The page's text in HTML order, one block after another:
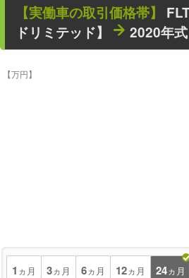
【実働車の取引価格帯】
ドリミテッド】
2020年式
【万円】
1 ヵ月 3ヵ月 6ヵ月 12ヵ月 24ヵ月